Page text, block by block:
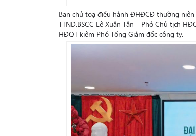
Ban chủ toạ điều hành ĐHĐCĐ thường
TTND.BSCC Lê Xuân Tân – Phó Chủ tịch
HĐQT kiêm Phó Tổng Giám đốc công ty.